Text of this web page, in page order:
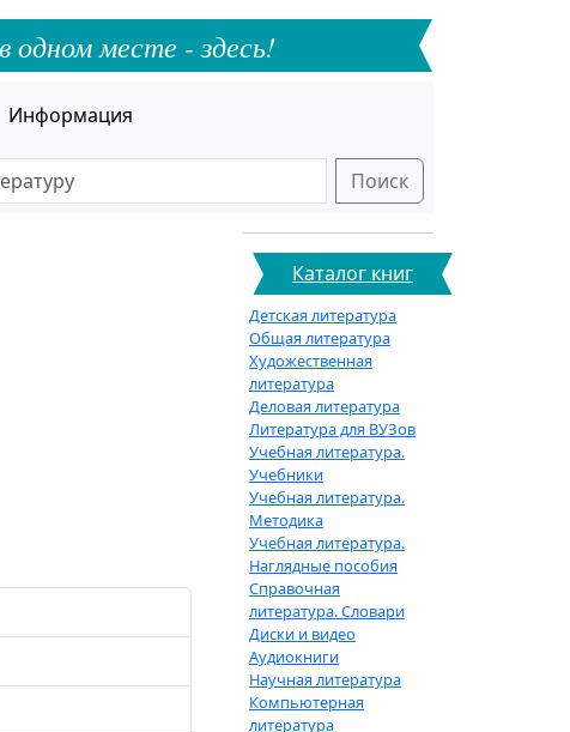
месте - здесь!
Информация
Поиск
Каталог книг
Детская литература
Общая литература
Художественная
литература
Деловая литература
Литература для ВУЗов
Учебная литература.
Учебники
Учебная литература.
Методика
Учебная литература.
Наглядные пособия
Справочная
литература. Словари
Диски и видео
Аудиокниги
Научная литература
Компьютерная
литература